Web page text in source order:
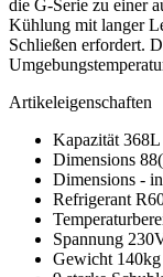
die G-Serie zu einer
Kühlung mit langer
Schließen erfordert.
Artikeleigenschaften
Kapazität 368L
Dimensions
Dimensions -
Refrigerant
Spannung
Gewicht 140kg